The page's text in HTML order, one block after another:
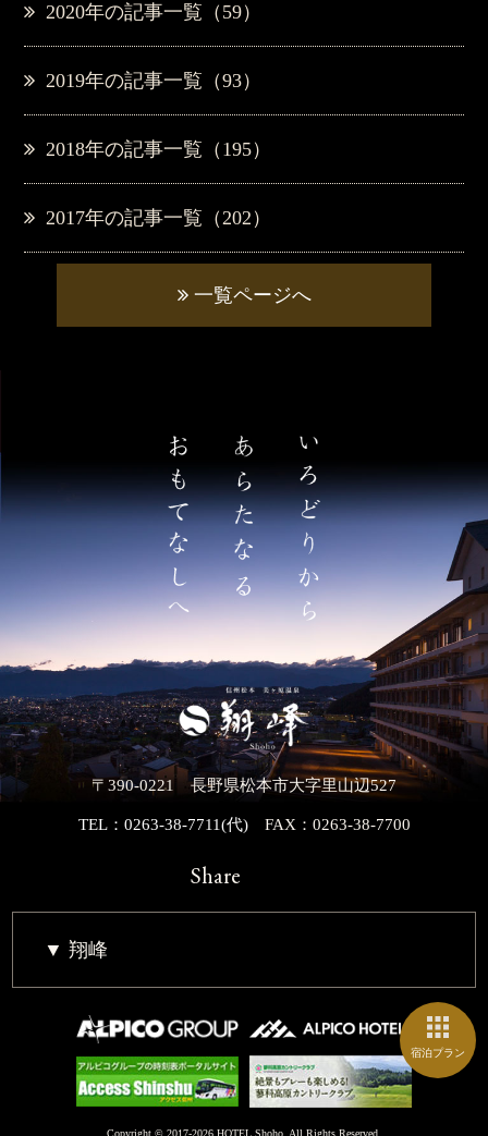
宿泊プラン
2020年の記事一覧（59）
2019年の記事一覧（93）
2018年の記事一覧（195）
2017年の記事一覧（202）
一覧ページへ
〒390-0221 長野県松本市大字里山辺527
TEL：0263-38-7711(代)FAX：0263-38-7700
Share
翔峰
Copyright © 2017-2026 HOTEL Shoho. All Rights Reserved.